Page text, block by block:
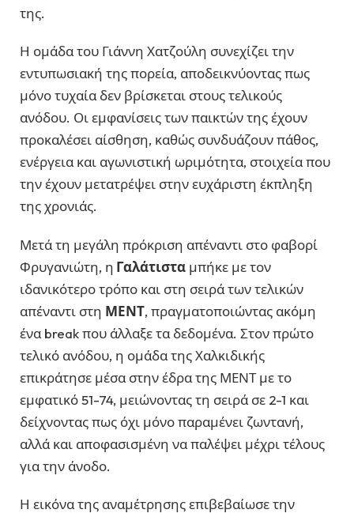
της.
Η ομάδα του Γιάννη Χατζούλη συνεχίζει την
εντυπωσιακή της πορεία, αποδεικνύοντας πως
μόνο τυχαία δεν βρίσκεται στους τελικούς
ανόδου. Οι εμφανίσεις των παικτών της έχουν
προκαλέσει αίσθηση, καθώς συνδυάζουν πάθος,
ενέργεια και αγωνιστική ωριμότητα, στοιχεία που
την έχουν μετατρέψει στην ευχάριστη έκπληξη
της χρονιάς.
Μετά τη μεγάλη πρόκριση απέναντι στο φαβορί
Φρυγανιώτη, η Γαλάτιστα μπήκε με τον
ιδανικότερο τρόπο και στη σειρά των τελικών
απέναντι στη ΜΕΝΤ, πραγματοποιώντας ακόμη
ένα break που άλλαξε τα δεδομένα. Στον πρώτο
τελικό ανόδου, η ομάδα της Χαλκιδικής
επικράτησε μέσα στην έδρα της ΜΕΝΤ με το
εμφατικό 51-74, μειώνοντας τη σειρά σε 2-1 και
δείχνοντας πως όχι μόνο παραμένει ζωντανή,
αλλά και αποφασισμένη να παλέψει μέχρι τέλους
για την άνοδο.
Η εικόνα της αναμέτρησης επιβεβαίωσε την